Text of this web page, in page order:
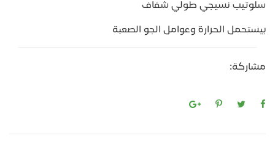
سلوتيب نسيجي طولي شفاف
بيستحمل الحرارة وعوامل الجو الصعبة
مشاركة: